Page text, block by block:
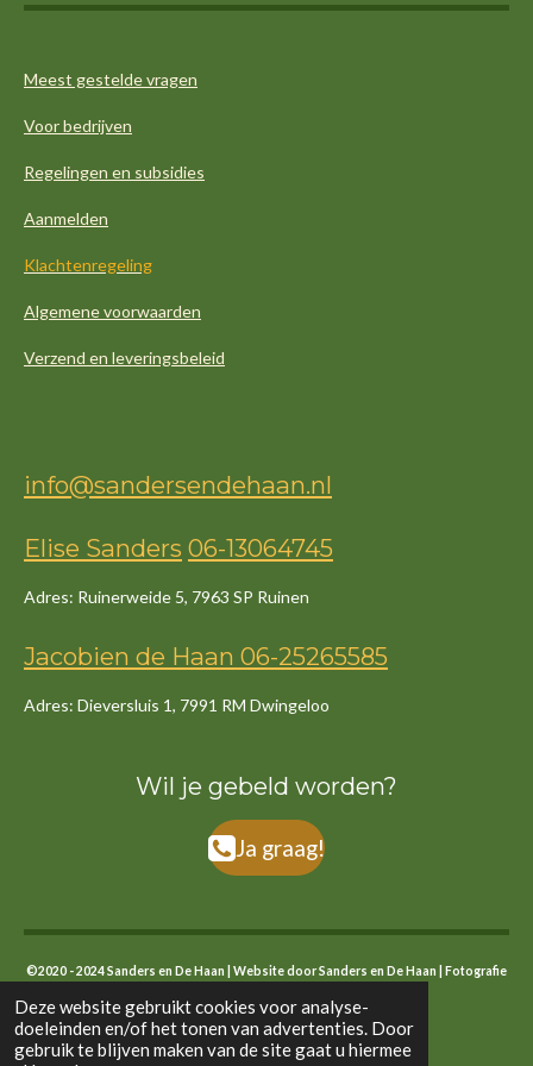
Deze website gebruikt cookies voor analyse-
doeleinden en/of het tonen van advertenties. Door
gebruik te blijven maken van de site gaat u hiermee
Meest gestelde vragen
Voor bedrijven
Regelingen en subsidies
Aanmelden
Klachtenregeling
Algemene voorwaarden
Verzend en leveringsbeleid
info@sandersendehaan.nl
Elise Sanders 06-13064745
Adres: Ruinerweide 5, 7963 SP Ruinen
Jacobien de Haan 06-25265585
Adres: Dieversluis 1, 7991 RM Dwingeloo
Wil je gebeld worden?
Ja graag!
©2020 - 2024 Sanders en De Haan | Website door Sanders en De Haan | Fotografie
eigen foto's en stock